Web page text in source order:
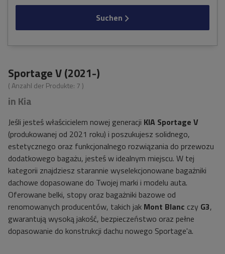
Suchen
Sportage V (2021-)
( Anzahl der Produkte: 7 )
in Kia
Jeśli jesteś właścicielem nowej generacji KIA Sportage V
(produkowanej od 2021 roku) i poszukujesz solidnego,
estetycznego oraz funkcjonalnego rozwiązania do przewozu
dodatkowego bagażu, jesteś w idealnym miejscu. W tej
kategorii znajdziesz starannie wyselekcjonowane bagażniki
dachowe dopasowane do Twojej marki i modelu auta.
Oferowane belki, stopy oraz bagażniki bazowe od
renomowanych producentów, takich jak Mont Blanc czy G3,
gwarantują wysoką jakość, bezpieczeństwo oraz pełne
dopasowanie do konstrukcji dachu nowego Sportage'a.